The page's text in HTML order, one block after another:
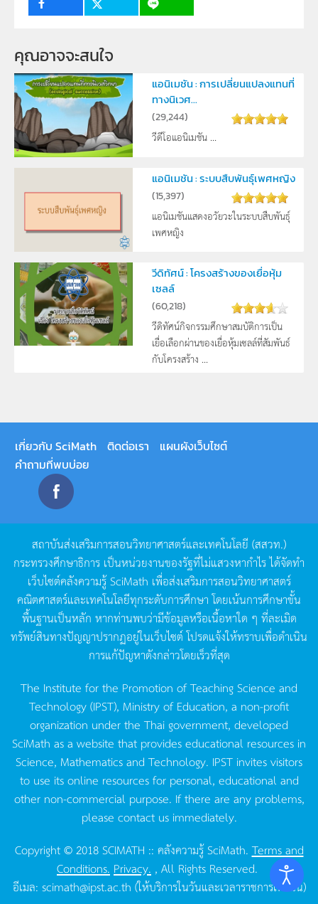
ระดับชั้น
ครู, นักเรียน, บุคคลทั่วไป
คุณอาจจะสนใจ
แอนิเมชัน : การเปลี่ยนแปลงแทนที่
ทางนิเวศ...
(29,244)
วีดีโอแอนิเมชัน ...
แอนิเมชัน : ระบบสืบพันธุ์เพศหญิง
(15,397)
แอนิเมชันแสดงอวัยวะในระบบสืบพันธุ์
เพศหญิง
วีดิทัศน์ : โครงสร้างของเยื่อหุ้ม
เซลล์
(60,218)
วีดิทัศน์กิจกรรมศึกษาสมบัติการเป็น
เยื่อเลือกผ่านของเยื่อหุ้มเซลล์ที่สัมพันธ์
กับโครงสร้าง ...
เกี่ยวกับ SciMath ติดต่อเรา
แผนผังเว็บไซต์
คำถามที่พบบ่อย
สถาบันส่งเสริมการสอนวิทยาศาสตร์และเทคโนโลยี (สสวท.)
กระทรวงศึกษาธิการ เป็นหน่วยงานของรัฐที่ไม่แสวงหากำไรได้จัดทำ
เว็บไซต์คลังความรู้SciMath เพื่อส่งเสริมการสอนวิทยาศาสตร์
คณิตศาสตร์และเทคโนโลยีทุกระดับการศึกษา โดยเน้นการศึกษาขั้น
พื้นฐานเป็นหลัก หากท่านพบว่ามีข้อมูลหรือเนื้อหาใด ๆ ที่ละเมิด
ทรัพย์สินทางปัญญาปรากฏอยู่ในเว็บไซต์โปรดแจ้งให้ทราบเพื่อดำเนิน
การแก้ปัญหาดังกล่าวโดยเร็วที่สุด
The Institute for the Promotion of Teaching Science and
Technology (IPST), Ministry of Education, a non-profit
organization under the Thai government, developed
SciMath as a website that provides educational resources in
Science, Mathematics and Technology. IPST invites visitors
to use its online resources for personal, educational and
other non-commercial purpose. If there are any problems,
please contact us immediately.
Copyright © 2018 SCIMATH :: คลังความรู้ SciMath.Terms and
Conditions. Privacy. , All Rights Reserved.
อีเมล: scimath@ipst.ac.th (ให้บริการในวันและเวลาราชการเท่านั้น)